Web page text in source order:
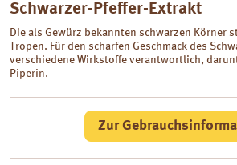
Schwarzer-Pfeffer-Extrakt
Die als Gewürz bekannten schwarzen Körner
Tropen. Für den scharfen Geschmack des
verschiedene Wirkstoffe verantwortlich,
Piperin.
Zur